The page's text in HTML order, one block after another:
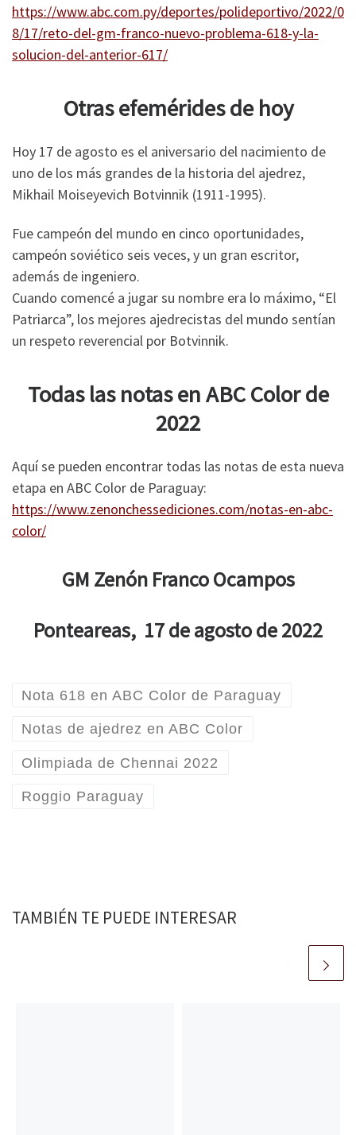
https://www.abc.com.py/deportes/polideportivo/2022/0
8/17/reto-del-gm-franco-nuevo-problema-618-y-la-
solucion-del-anterior-617/
Otras efemérides de hoy
Hoy 17 de agosto es el aniversario del nacimiento de
uno de los más grandes de la historia del ajedrez,
Mikhail Moiseyevich Botvinnik (1911-1995).
Fue campeón del mundo en cinco oportunidades,
campeón soviético seis veces, y un gran escritor,
además de ingeniero.
Cuando comencé a jugar su nombre era lo máximo, “El
Patriarca”, los mejores ajedrecistas del mundo sentían
un respeto reverencial por Botvinnik.
Todas las notas en ABC Color de
2022
Aquí se pueden encontrar todas las notas de esta nueva
etapa en ABC Color de Paraguay:
https://www.zenonchessediciones.com/notas-en-abc-
color/
GM Zenón Franco Ocampos
Ponteareas, 17 de agosto de 2022
Nota 618 en ABC Color de Paraguay
Notas de ajedrez en ABC Color
Olimpiada de Chennai 2022
Roggio Paraguay
TAMBIÉN TE PUEDE INTERESAR